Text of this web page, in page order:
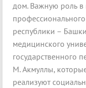
дом. Важную роль в
республики –
медицинского
государственного
М. Акмуллы,
реализуют